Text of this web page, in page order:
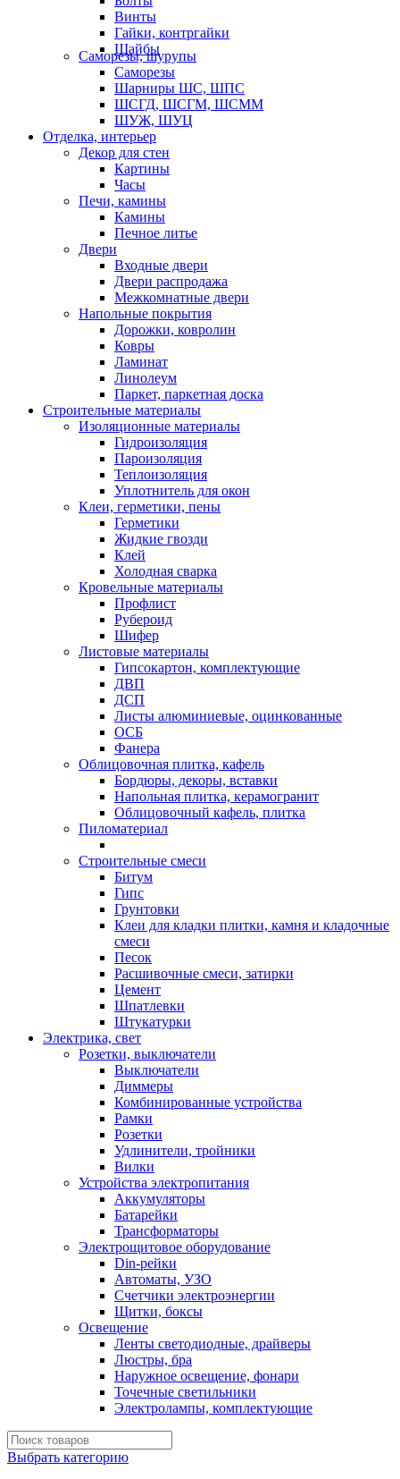
Винты
Гайки, контргайки
Шайбы
Саморезы, шурупы
Саморезы
Шарниры ШС, ШПС
ШСГД, ШСГМ, ШСММ
ШУЖ, ШУЦ
Отделка, интерьер
Декор для стен
Картины
Часы
Печи, камины
Камины
Печное литье
Двери
Входные двери
Двери распродажа
Межкомнатные двери
Напольные покрытия
Дорожки, ковролин
Ковры
Ламинат
Линолеум
Паркет, паркетная доска
Строительные материалы
Изоляционные материалы
Гидроизоляция
Пароизоляция
Теплоизоляция
Уплотнитель для окон
Клеи, герметики, пены
Герметики
Жидкие гвозди
Клей
Холодная сварка
Кровельные материалы
Профлист
Рубероид
Шифер
Листовые материалы
Гипсокартон, комплектующие
ДВП
ДСП
Листы алюминиевые, оцинкованные
ОСБ
Фанера
Облицовочная плитка, кафель
Бордюры, декоры, вставки
Напольная плитка, керамогранит
Облицовочный кафель, плитка
Пиломатериал
Строительные смеси
Битум
Гипс
Грунтовки
Клеи для кладки плитки, камня и кладочные
смеси
Песок
Расшивочные смеси, затирки
Цемент
Шпатлевки
Штукатурки
Электрика, свет
Розетки, выключатели
Выключатели
Диммеры
Комбинированные устройства
Рамки
Розетки
Удлинители, тройники
Вилки
Устройства электропитания
Аккумуляторы
Батарейки
Трансформаторы
Электрощитовое оборудование
Din-рейки
Автоматы, УЗО
Счетчики электроэнергии
Щитки, боксы
Освещение
Ленты светодиодные, драйверы
Люстры, бра
Наружное освещение, фонари
Точечные светильники
Электролампы, комплектующие
Выбрать категорию